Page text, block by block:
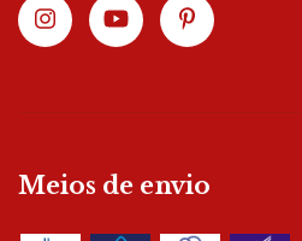
Meios de envio